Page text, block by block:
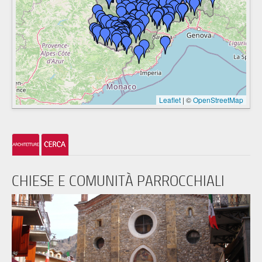
Leaflet | ©OpenStreetMap
CHIESE E COMUNITÀ PARROCCHIALI